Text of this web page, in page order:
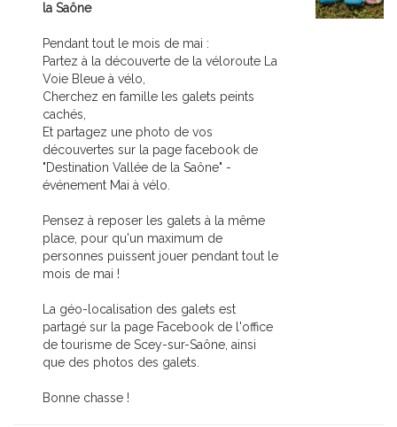
la Saône
Pendant tout le mois de mai :
Partez à la découverte de la véloroute La
Voie Bleue à vélo,
Cherchez en famille les galets peints
cachés,
Et partagez une photo de vos
découvertes sur la page facebook de
"Destination Vallée de la Saône" -
événement Mai à vélo.
Pensez à reposer les galets à la même
place, pour qu'un maximum de
personnes puissent jouer pendant tout le
mois de mai !
La géo-localisation des galets est
partagé sur la page Facebook de l'office
de tourisme de Scey-sur-Saône, ainsi
que des photos des galets.
Bonne chasse !